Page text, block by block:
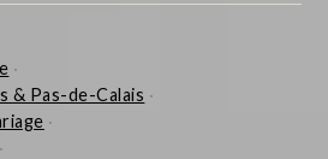
·
& Pas-de-Calais ·
·
·